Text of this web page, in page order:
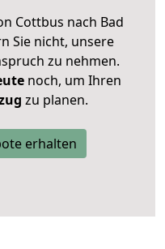
Cottbus nach Bad
Sie nicht, unsere
zu nehmen.
noch, um Ihren
zu planen.
erhalten